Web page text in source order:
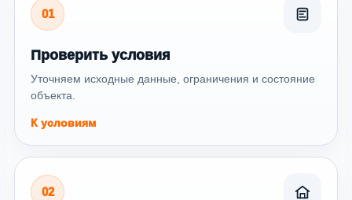
01
Проверить условия
Уточняем исходные данные, ограничения и состояние
объекта.
К условиям
02